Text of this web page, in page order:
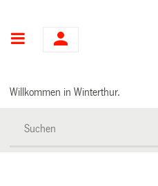
Hauptnavigation
Willkommen in Winterthur.